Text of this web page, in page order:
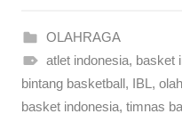
OLAHRAGA
atlet indonesia, basket
bintang basketball, IBL ,
basket indonesia, timnas